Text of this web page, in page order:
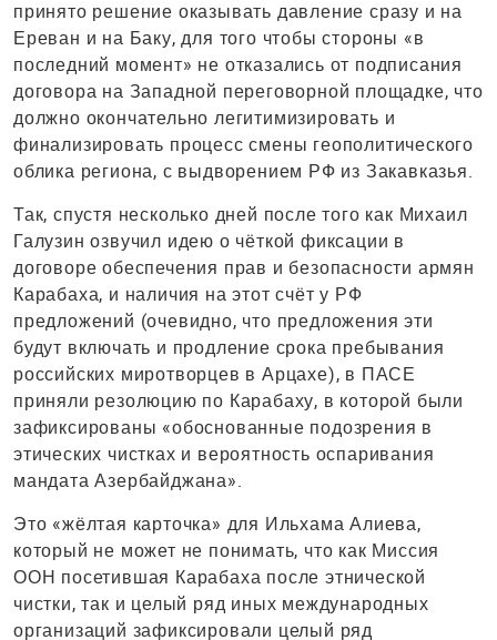
принято решение оказывать давление сразу и на
Ереван и на Баку, для того чтобы стороны «в
последний момент» не отказались от подписания
договора на Западной переговорной площадке, что
должно окончательно легитимизировать и
финализировать процесс смены геополитического
облика региона, с выдворением РФ из Закавказья.
Так, спустя несколько дней после того как Михаил
Галузин озвучил идею о чёткой фиксации в
договоре обеспечения прав и безопасности армян
Карабаха, и наличия на этот счёт у РФ
предложений (очевидно, что предложения эти
будут включать и продление срока пребывания
российских миротворцев в Арцахе), в ПАСЕ
приняли резолюцию по Карабаху, в которой были
зафиксированы «обоснованные подозрения в
этических чистках и вероятность оспаривания
мандата Азербайджана».
Это «жёлтая карточка» для Ильхама Алиева,
который не может не понимать, что как Миссия
ООН посетившая Карабаха после этнической
чистки, так и целый ряд иных международных
организаций зафиксировали целый ряд